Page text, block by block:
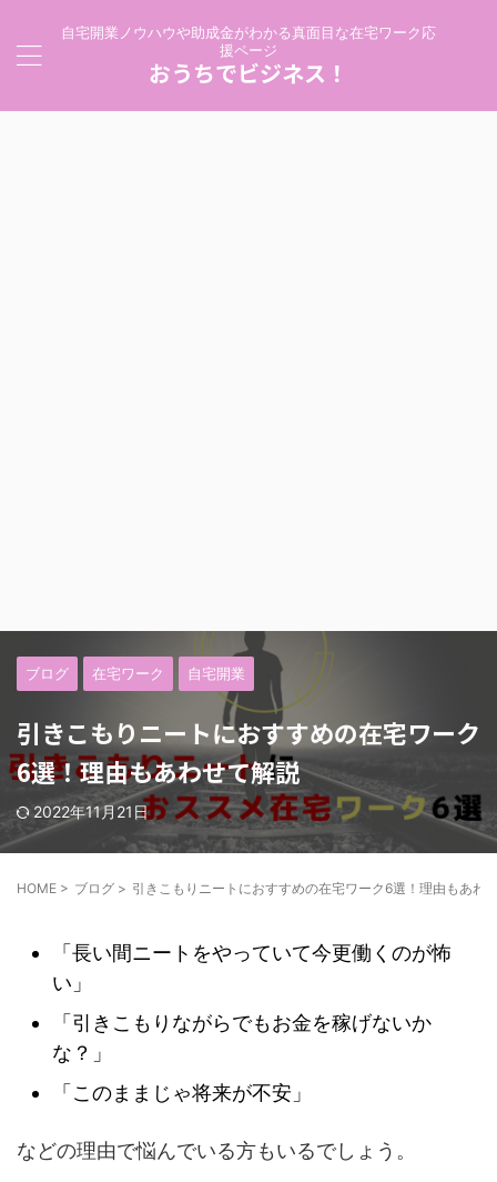
自宅開業ノウハウや助成金がわかる真面目な在宅ワーク応
援ページ
おうちでビジネス！
ブログ 在宅ワーク 自宅開業
引きこもりニートにおすすめの在宅ワーク
6選！理由もあわせて解説
2022年11月21日
HOME > ブログ > 引きこもりニートにおすすめの在宅ワーク6選！理由もあわ
「長い間ニートをやっていて今更働くのが怖
い」
「引きこもりながらでもお金を稼げないか
な？」
「このままじゃ将来が不安」
などの理由で悩んでいる方もいるでしょう。